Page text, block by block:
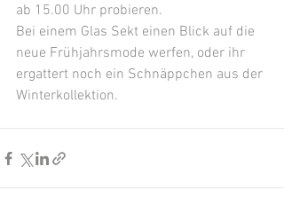
ab 15.00 Uhr probieren.
Bei einem Glas Sekt einen Blick auf die
neue Frühjahrsmode werfen, oder ihr
ergattert noch ein Schnäppchen aus der
Winterkollektion.